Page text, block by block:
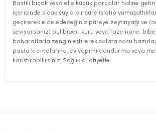
Bastili bıçak veya elle küçük parçalar haline
içerisinde sıcak suyla bir süre ıslatıp
geçirerek elde edeceğiniz püreye zeytinyağı ve
seviyorsanız) pul biber, kuru veya taze nane,
baharatlarla zenginleştirerek salata sosu
pasta kremalarına, ev yapımı dondurma veya
karıştırabilirsiniz. Sağlıkla, afiyetle.